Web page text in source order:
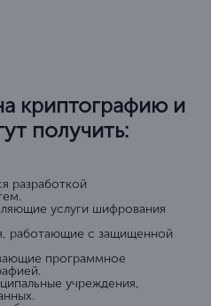
криптографию и
получить:
разработкой
услуги шифрования
работающие с защищенной
программное
учреждения,